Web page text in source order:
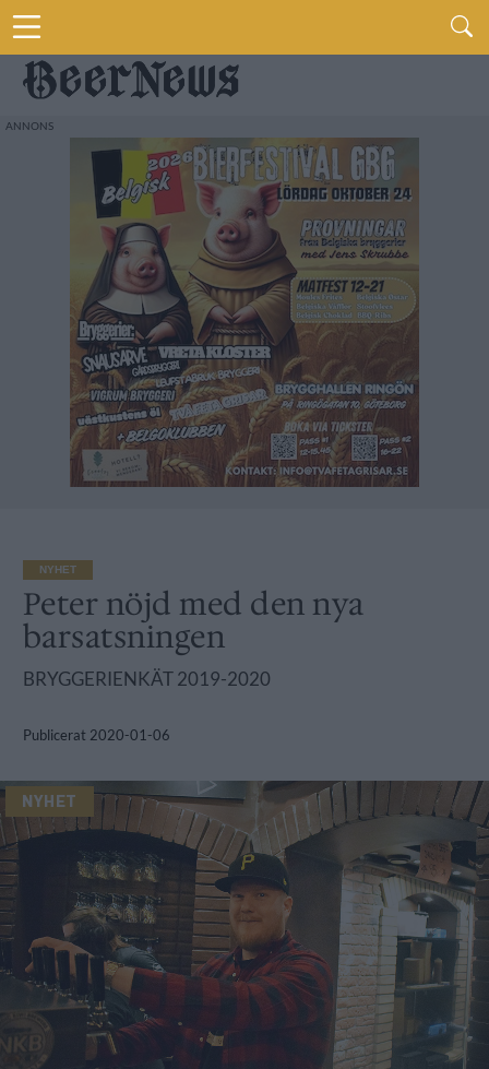
NYHET
Peter nöjd med den nya
barsatsningen
BRYGGERIENKÄT 2019-2020
Publicerat 2020-01-06
NYHET